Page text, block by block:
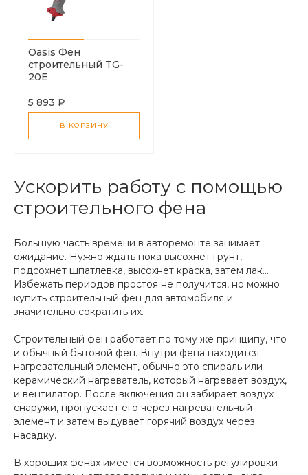
Oasis Фен
строительный TG-
20E
5 893 ₽
В КОРЗИНУ
Ускорить работу с помощью
строительного фена
Большую часть времени в авторемонте занимает
ожидание. Нужно ждать пока высохнет грунт,
подсохнет шпатлевка, высохнет краска, затем лак...
Избежать периодов простоя не получится, но можно
купить строительный фен для автомобиля и
значительно сократить их.
Строительный фен работает по тому же принципу, что
и обычный бытовой фен. Внутри фена находится
нагревательный элемент, обычно это спираль или
керамический нагреватель, который нагревает воздух,
и вентилятор. После включения он забирает воздух
снаружи, пропускает его через нагревательный
элемент и затем выдувает горячий воздух через
насадку.
В хороших фенах имеется возможность регулировки